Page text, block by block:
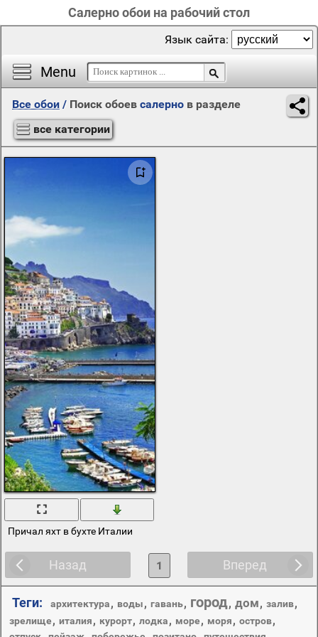
Салерно обои на рабочий стол
Menu
Язык сайта:
Все обои / Поиск обоев салерно в разделе
все категории
Причал яхт в бухте Италии
Назад Вперед
1
Теги: архитектура, воды, гавань, город, дом, залив,
зрелище, италия, курорт, лодка, море, моря, остров,